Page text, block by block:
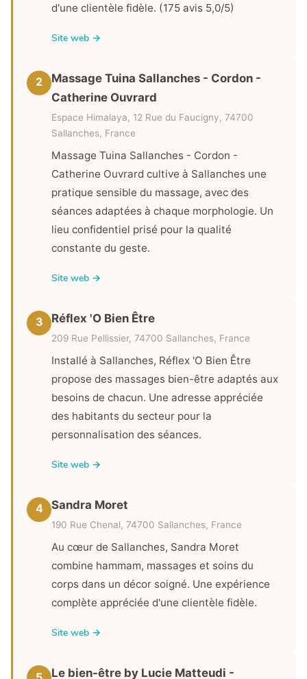
d'une clientèle fidèle. (175 avis 5,0/5)
Site web →
2
Massage Tuina Sallanches - Cordon -
Catherine Ouvrard
Espace Himalaya, 12 Rue du Faucigny, 74700
Sallanches, France
Massage Tuina Sallanches - Cordon -
Catherine Ouvrard cultive à Sallanches une
pratique sensible du massage, avec des
séances adaptées à chaque morphologie. Un
lieu confidentiel prisé pour la qualité
constante du geste.
Site web →
3 Réflex 'O Bien Être
209 Rue Pellissier, 74700 Sallanches, France
Installé à Sallanches, Réflex 'O Bien Être
propose des massages bien-être adaptés aux
besoins de chacun. Une adresse appréciée
des habitants du secteur pour la
personnalisation des séances.
Site web →
4 Sandra Moret
190 Rue Chenal, 74700 Sallanches, France
Au cœur de Sallanches, Sandra Moret
combine hammam, massages et soins du
corps dans un décor soigné. Une expérience
complète appréciée d'une clientèle fidèle.
Site web →
Le bien-être by Lucie Matteudi -